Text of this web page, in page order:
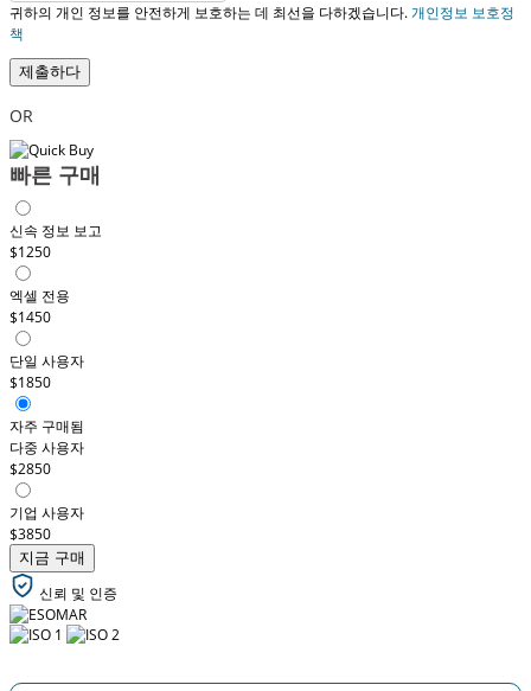
귀하의 개인 정보를 안전하게 보호하는 데 최선을 다하겠습니다.개인정보 보호정
책
제출하다
OR
빠른 구매
신속 정보 보고
$1250
엑셀 전용
$1450
단일 사용자
$1850
자주 구매됨
다중 사용자
$2850
기업 사용자
$3850
지금 구매
신뢰 및 인증